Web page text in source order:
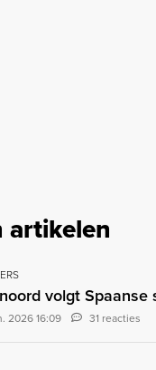
artikelen
volgt Spaanse
2026 16:09 31 reacties